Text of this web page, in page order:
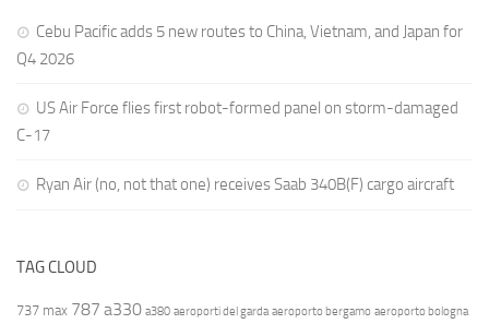
Cebu Pacific adds 5 new routes to China, Vietnam, and Japan for
Q4 2026
US Air Force flies first robot-formed panel on storm-damaged
C-17
Ryan Air (no, not that one) receives Saab 340B(F) cargo aircraft
TAG CLOUD
737 max 787 a330 a380 aeroporti del garda aeroporto bergamo aeroporto bologna